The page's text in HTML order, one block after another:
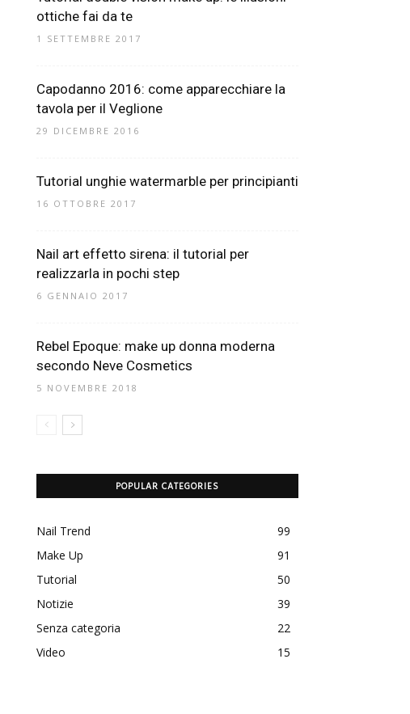
ottiche fai da te
1 SETTEMBRE 2017
Capodanno 2016: come apparecchiare la
tavola per il Veglione
29 DICEMBRE 2016
Tutorial unghie watermarble per principianti
16 OTTOBRE 2017
Nail art effetto sirena: il tutorial per
realizzarla in pochi step
6 GENNAIO 2017
Rebel Epoque: make up donna moderna
secondo Neve Cosmetics
5 NOVEMBRE 2018
POPULAR CATEGORIES
Nail Trend
99
Make Up
91
Tutorial
50
Notizie
39
Senza categoria
22
Video
15